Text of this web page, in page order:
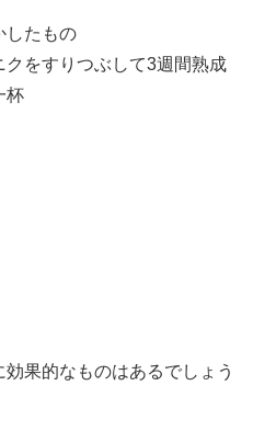
したもの
クをすりつぶして3週間熟成
杯
果的なものはあるでしょう